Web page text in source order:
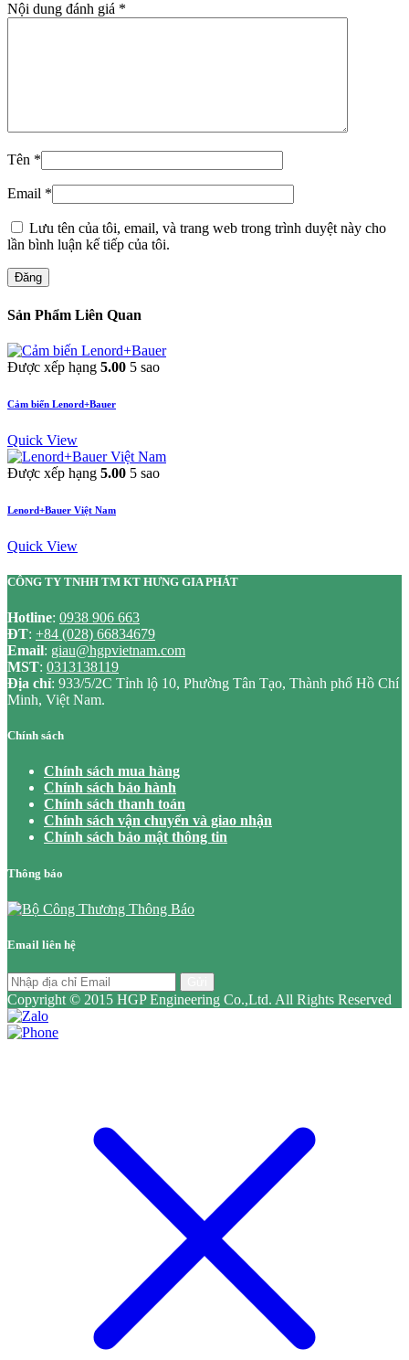
Nội dung đánh giá *
Tên *
Email *
Lưu tên của tôi, email, và trang web trong trình duyệt này cho
lần bình luận kế tiếp của tôi.
Đăng
Sản Phẩm Liên Quan
Được xếp hạng 5.00 5 sao
Cảm biến Lenord+Bauer
Quick View
Được xếp hạng 5.00 5 sao
Lenord+Bauer Việt Nam
Quick View
CÔNG TY TNHH TM KT HƯNG GIA PHÁT
Hotline: 0938 906 663
ĐT: +84 (028) 66834679
Email: giau@hgpvietnam.com
MST: 0313138119
Địa chỉ: 933/5/2C Tỉnh lộ 10, Phường Tân Tạo, Thành phố Hồ Chí
Minh, Việt Nam.
Chính sách
Chính sách mua hàng
Chính sách bảo hành
Chính sách thanh toán
Chính sách vận chuyển và giao nhận
Chính sách bảo mật thông tin
Thông báo
Email liên hệ
Copyright © 2015 HGP Engineering Co.,Ltd. All Rights Reserved